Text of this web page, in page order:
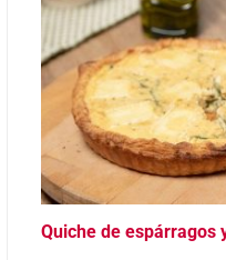
Quiche de espárragos